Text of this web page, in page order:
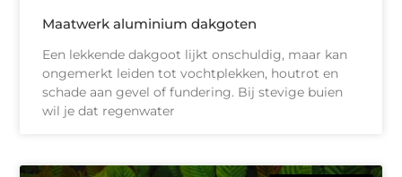
Maatwerk aluminium dakgoten
Een lekkende dakgoot lijkt onschuldig, maar kan
ongemerkt leiden tot vochtplekken, houtrot en
schade aan gevel of fundering. Bij stevige buien
wil je dat regenwater